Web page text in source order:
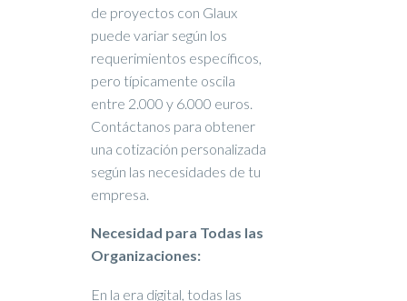
de proyectos con Glaux
puede variar según los
requerimientos específicos,
pero típicamente oscila
entre 2.000 y 6.000 euros.
Contáctanos para obtener
una cotización personalizada
según las necesidades de tu
empresa.
Necesidad para Todas las
Organizaciones:
En la era digital, todas las